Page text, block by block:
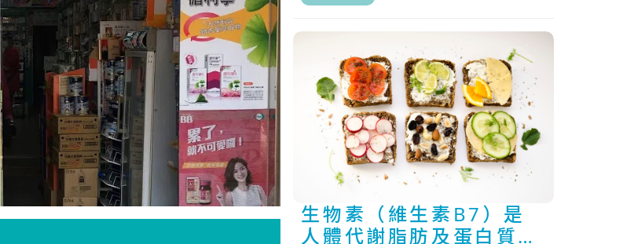
生物素（維生素B7）是
人體代謝脂肪及蛋白質不